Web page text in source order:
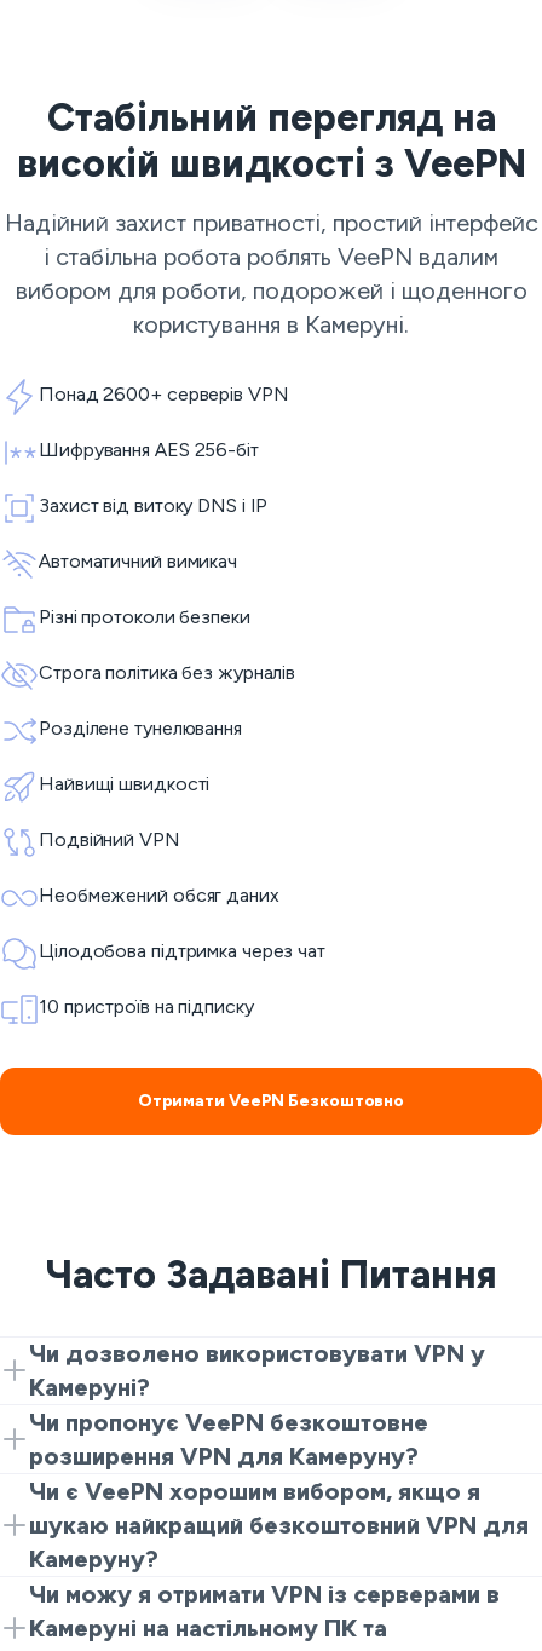
Стабільний перегляд на
високій швидкості з VeePN
Надійний захист приватності, простий інтерфейс
і стабільна робота роблять VeePN вдалим
вибором для роботи, подорожей і щоденного
користування в Камеруні.
Понад 2600+ серверів VPN
Шифрування AES 256-біт
Захист від витоку DNS і IP
Автоматичний вимикач
Різні протоколи безпеки
Строга політика без журналів
Розділене тунелювання
Найвищі швидкості
Подвійний VPN
Необмежений обсяг даних
Цілодобова підтримка через чат
10 пристроїв на підписку
Отримати VeePN Безкоштовно
Часто Задавані Питання
Чи дозволено використовувати VPN у
Камеруні?
Загалом VPN можна використовувати для захисту
конфіденційності, якщо це не порушує місцеве
законодавство. Головне - відповідально
користуватися сервісом і дбати про безпеку
з'єднання.
Чи пропонує VeePN безкоштовне
розширення VPN для Камеруну?
Так. Ви можете спробувати VeePN як безкоштовний
VPN для Камеруну через розширення Chrome. Воно
добре підходить для простого перегляду та
швидкого приватного доступу.
Чи є VeePN хорошим вибором, якщо я
шукаю найкращий безкоштовний VPN для
Камеруну?
Так, це хороший варіант для старту, якщо вам
потрібне просте та надійне рішення. Користувачі, які
Чи можу я отримати VPN із серверами в
Камеруні на настільному ПК та